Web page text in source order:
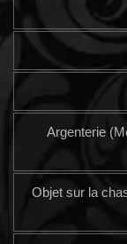
Argenterie
Objet sur la